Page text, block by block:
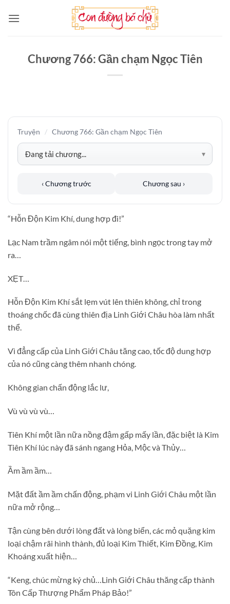
qua
Chương 766: Gần chạm Ngọc Tiên
Truyện / Chương 766: Gần chạm Ngọc Tiên
‹ Chương trước Chương sau ›
“Hỗn Độn Kim Khí, dung hợp đi!”
Lạc Nam trầm ngâm nói một tiếng, bình ngọc trong tay mở
ra…
XẸT…
Hỗn Độn Kim Khí sắt lẹm vút lên thiên không, chỉ trong
thoáng chốc đã cùng thiên địa Linh Giới Châu hòa làm nhất
thể.
Vì đẳng cấp của Linh Giới Châu tăng cao, tốc độ dung hợp
của nó cũng càng thêm nhanh chóng.
Không gian chấn động lắc lư,
Vù vù vù vù…
Tiên Khí một lần nữa nồng đậm gấp mấy lần, đặc biệt là Kim
Tiên Khí lúc này đã sánh ngang Hỏa, Mộc và Thủy…
Ầm ầm ầm…
Mặt đất ầm ầm chấn động, phạm vi Linh Giới Châu một lần
nữa mở rộng…
Tận cùng bên dưới lòng đất và lòng biển, các mỏ quặng kim
loại chậm rãi hình thành, đủ loại Kim Thiết, Kim Đồng, Kim
Khoáng xuất hiện…
“Keng, chúc mừng ký chủ…Linh Giới Châu thăng cấp thành
Tôn Cấp Thượng Phẩm Pháp Bảo!”